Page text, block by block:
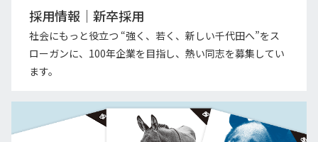
採用情報｜新卒採用
社会にもっと役立つ “強く、若く、新しい千代田へ”をス
ローガンに、100年企業を目指し、熱い同志を募集してい
ます。